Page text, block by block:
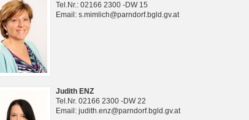
Tel.Nr.: 02166 2300 -DW 15
Email: s.mimlich@parndorf.bgld.gv.at
Judith ENZ
Tel.Nr. 02166 2300 -DW 22
Email: judith.enz@parndorf.bgld.gv.at